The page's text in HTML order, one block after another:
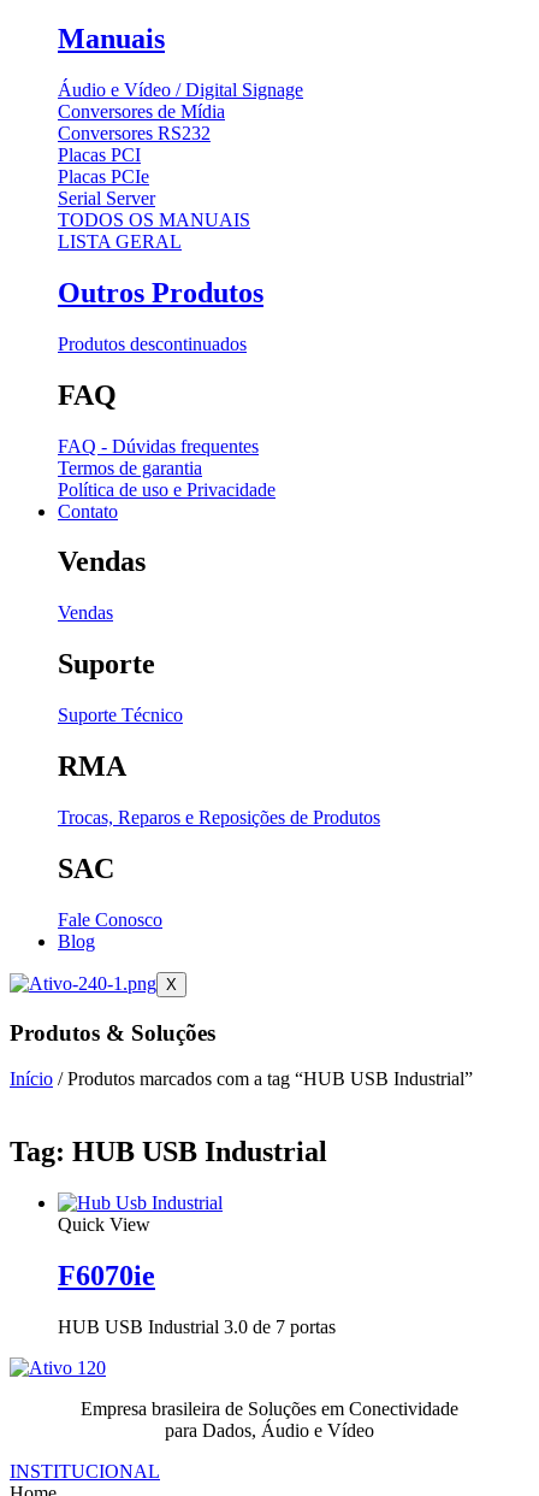
Manuais
Áudio e Vídeo / Digital Signage
Conversores de Mídia
Conversores RS232
Placas PCI
Placas PCIe
Serial Server
TODOS OS MANUAIS
LISTA GERAL
Outros Produtos
Produtos descontinuados
FAQ
FAQ - Dúvidas frequentes
Termos de garantia
Política de uso e Privacidade
Contato
Vendas
Vendas
Suporte
Suporte Técnico
RMA
Trocas, Reparos e Reposições de Produtos
SAC
Fale Conosco
Blog
X
Produtos & Soluções
Início / Produtos marcados com a tag “HUB USB Industrial”
Tag: HUB USB Industrial
Quick View
F6070ie
HUB USB Industrial 3.0 de 7 portas
Empresa brasileira de Soluções em Conectividade
para Dados, Áudio e Vídeo
INSTITUCIONAL